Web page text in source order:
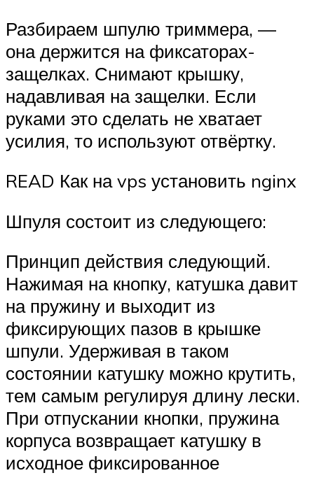
Разбираем шпулю триммера, —
она держится на фиксаторах-
защелках. Снимают крышку,
надавливая на защелки. Если
руками это сделать не хватает
усилия, то используют отвёртку.
READ Как на vps установить nginx
Шпуля состоит из следующего:
Принцип действия следующий.
Нажимая на кнопку, катушка давит
на пружину и выходит из
фиксирующих пазов в крышке
шпули. Удерживая в таком
состоянии катушку можно крутить,
тем самым регулируя длину лески.
При отпускании кнопки, пружина
корпуса возвращает катушку в
исходное фиксированное